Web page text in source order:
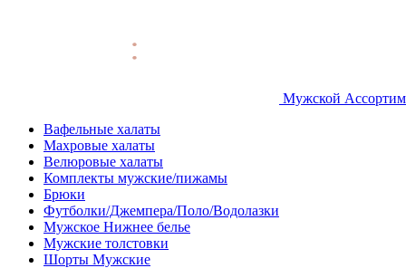
Мужской
Вафельные халаты
Махровые халаты
Велюровые халаты
Комплекты мужские/пижамы
Брюки
Футболки/Джемпера/Поло/Водолазки
Мужское Нижнее белье
Мужские толстовки
Шорты Мужские